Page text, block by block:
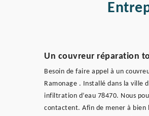
Un couvreur réparation
Besoin de faire appel à un
Ramonage . Installé dans la ville
infiltration d’eau 78470. Nous
contactent. Afin de mener à bien